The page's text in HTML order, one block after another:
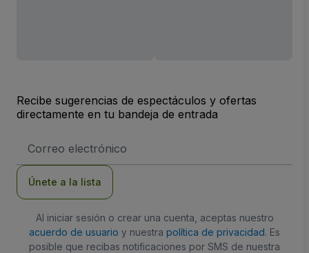
Recibe sugerencias de espectáculos y ofertas
directamente en tu bandeja de entrada
de
Únete a la lista
Al iniciar sesión o crear una cuenta, aceptas nuestro
acuerdo de usuario y nuestra política de privacidad. Es
posible que recibas notificaciones por SMS de nuestra